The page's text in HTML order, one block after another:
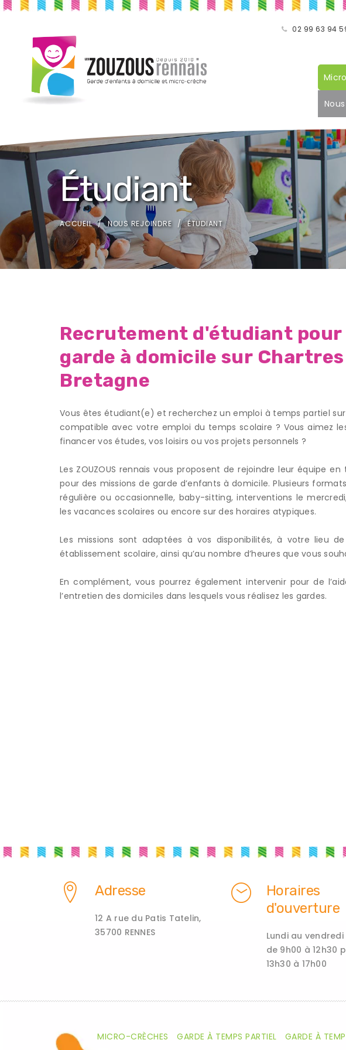
02 99 63 94
Étudiant
ACCUEIL NOUS REJOINDRE ÉTUDIANT
Recrutement d'étudiant pour
garde à domicile sur Chartres
Bretagne
Vous êtes étudiant(e) et recherchez un emploi à temps partiel
compatible avec votre emploi du temps scolaire ? Vous aimez
financer vos études, vos loisirs ou vos projets personnels ?
Les ZOUZOUS rennais vous proposent de rejoindre leur équipe
pour des missions de garde d’enfants à domicile. Plusieurs
régulière ou occasionnelle, baby-sitting, interventions le
les vacances scolaires ou encore sur des horaires atypiques.
Les missions sont adaptées à vos disponibilités, à votre lieu
établissement scolaire, ainsi qu’au nombre d’heures que vous
En complément, vous pourrez également intervenir pour de
l’entretien des domiciles dans lesquels vous réalisez les gardes.
Adresse
12 A rue du Patis Tatelin,
35700 RENNES
Horaires
d'ouverture
Lundi au vendredi
de 9h00 à 12h30
13h30 à 17h00
MICRO-CRÈCHES GARDE À TEMPS PARTIEL GARDE À